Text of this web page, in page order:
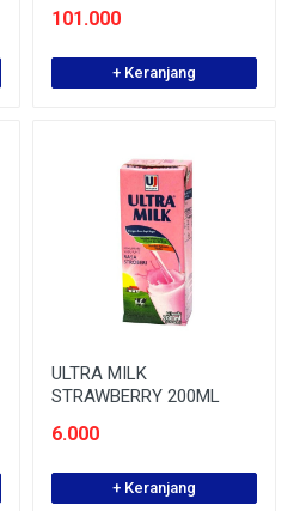
101.000
+ Keranjang
ULTRA MILK
STRAWBERRY 200ML
6.000
+ Keranjang